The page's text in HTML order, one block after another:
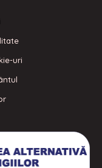
uri